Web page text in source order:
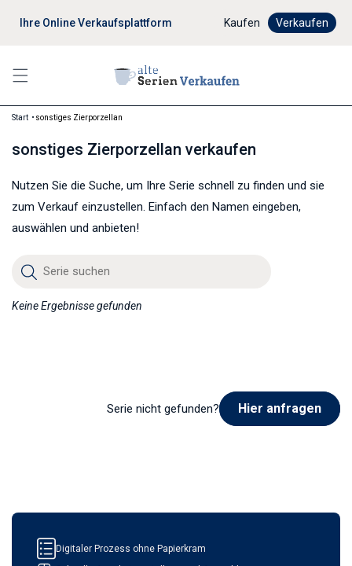
Ihre Online Verkaufsplattform Digitaler
Kaufen Verkaufen
Start sonstiges Zierporzellan
sonstiges Zierporzellan verkaufen
Nutzen Sie die Suche, um Ihre Serie schnell zu finden und sie
zum Verkauf einzustellen. Einfach den Namen eingeben,
auswählen und anbieten!
Serie suchen
Keine Ergebnisse gefunden
Serie nicht gefunden? Hier anfragen
Digitaler Prozess ohne Papierkram